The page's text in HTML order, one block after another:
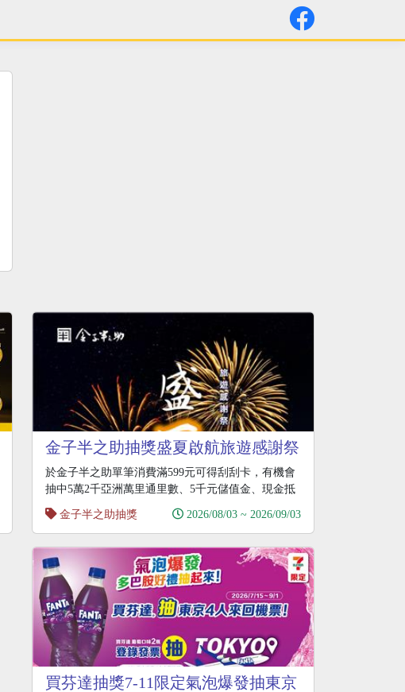
金子半之助抽獎盛夏啟航旅遊感謝祭
抽亞萬里數機票
於金子半之助單筆消費滿599元可得刮刮卡，有機會
抽中5萬2千亞洲萬里通里數、5千元儲值金、現金抵
用券
金子半之助抽獎 2026/08/03 ~ 2026/09/03
買芬達抽獎7-11限定氣泡爆發抽東京